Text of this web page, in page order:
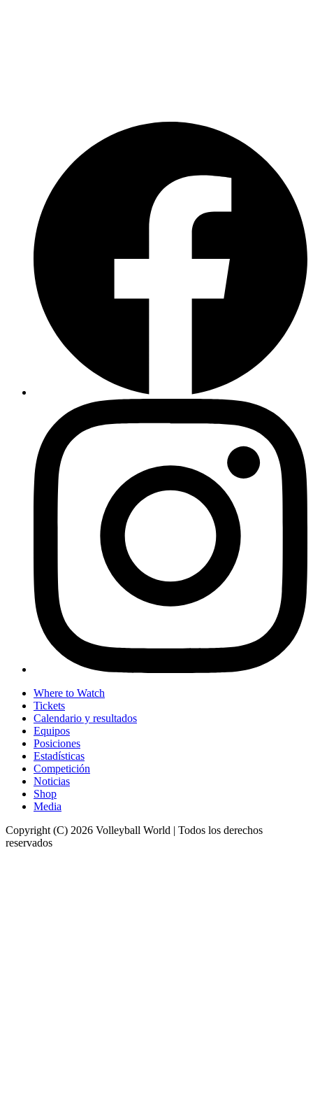
Where to Watch
Tickets
Calendario y resultados
Equipos
Posiciones
Estadísticas
Competición
Noticias
Shop
Media
Copyright (C) 2026 Volleyball World | Todos los derechos
reservados